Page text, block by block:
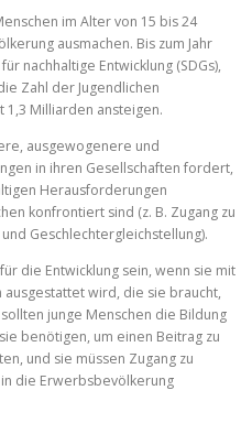
im Alter von 15 bis 24
ausmachen. Bis zum Jahr
nachhaltige Entwicklung (SDGs),
Zahl der Jugendlichen
1,3 Milliarden ansteigen.
ausgewogenere und
in ihren Gesellschaften fordert,
Herausforderungen
konfrontiert sind (z. B. Zugang zu
Geschlechtergleichstellung).
die Entwicklung sein, wenn sie mit
wird, die sie braucht,
junge Menschen die Bildung
benötigen, um einen Beitrag zu
und sie müssen Zugang zu
die Erwerbsbevölkerung